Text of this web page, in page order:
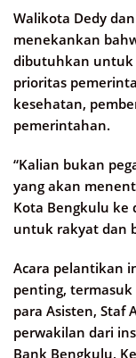
Walikota Dedy
menekankan
dibutuhkan untuk
prioritas
kesehatan,
pemerintahan.
“Kalian bukan
yang akan
Kota Bengkulu ke
untuk rakyat dan
Acara pelantikan
penting, termasuk
para Asisten, Staf
perwakilan dari
Bank Bengkulu,